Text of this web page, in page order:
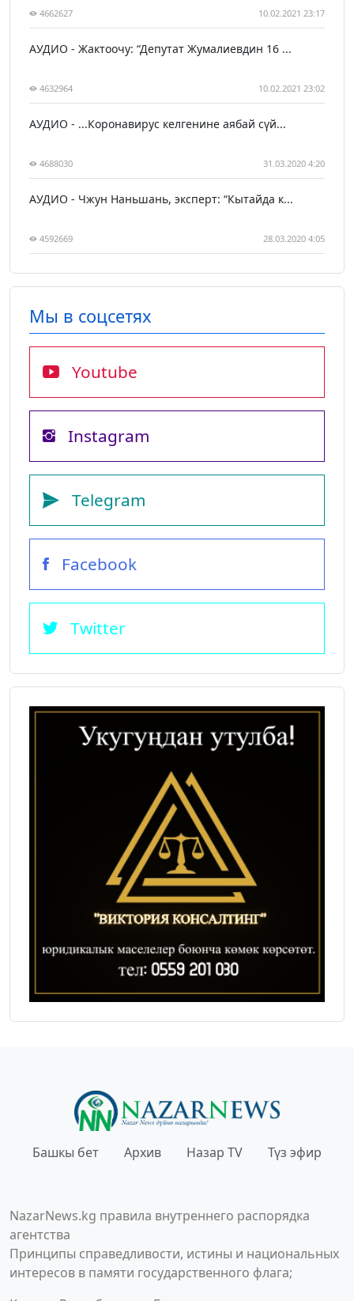
4662627 10.02.2021 23:17
АУДИО - Жактоочу: “Депутат Жумалиевдин 16 ...
4632964 10.02.2021 23:02
АУДИО - ...Коронавирус келгенине аябай сүй...
4688030 31.03.2020 4:20
АУДИО - Чжун Наньшань, эксперт: “Кытайда к...
4592669 28.03.2020 4:05
Мы в соцсетях
Youtube
Instagram
Telegram
Facebook
Twitter
Башкы бет Архив Назар TV Түз эфир
NazarNews.kg правила внутреннего распорядка
агентства
Принципы справедливости, истины и национальных
интересов в памяти государственного флага;